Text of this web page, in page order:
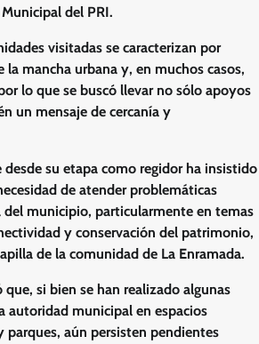
del PRI.
visitadas se caracterizan por
la mancha urbana y, en muchos casos,
lo que se buscó llevar no sólo apoyos
un mensaje de cercanía y
su etapa como regidor ha insistido
de atender problemáticas
del municipio, particularmente en temas
y conservación del patrimonio,
de la comunidad de La Enramada.
que, si bien se han realizado algunas
autoridad municipal en espacios
parques, aún persisten pendientes